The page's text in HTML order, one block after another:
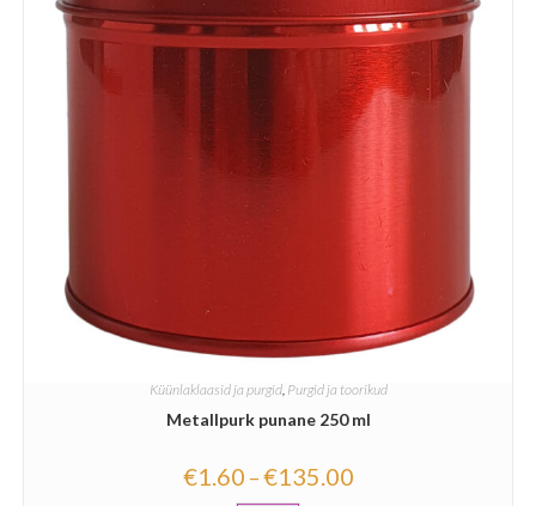
Küünlaklaasid ja purgid, Purgid ja toorikud
Metallpurk punane 250 ml
€1.60 –€135.00